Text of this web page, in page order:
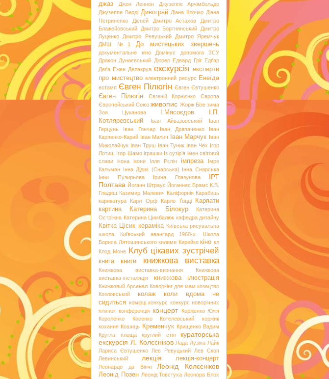
джаз Джон Леннон
Джузеппе Арчімбольдо
Джузеппе Верді Дивограй Діана Клочко Діана
Петриненко
Дісней Дмитро Астахов
Дмитро
Блажейовський
Дмитро Бортнянський
Дмитро
Луценко
Дмитро Ревуцький
Дмитро Яремчук
ДМШ №1
До мистецьких звершень
документальне кіно Домінус
допомога ЗСУ
Дракон Дунаєвський Дюрер Едвард Гріг Едґар
Деґа Ежен Делакруа екскурсія експерти
про мистецтво електронний ресурс Енеїда
естамп Євген Пілюгін Євген Євтушенко
Євген Пілюгін Євгеній Корнієнко
Європа
Європейський Союз живопис Жорж Бізе зима
Зоя Цуканова
І.Мясоєдов
І.П.
Котляревський
Іван Айвазовський
Іван
Герцунь
Іван Гончар Іван Дряпаченко
Іван
Карпенко-Карий Іван Малич Іван Марчук Іван
Миколайчук Іван Труш Іван Туник Іван Чех Ігор
Лотиш Ігор Шамо іграшки Із сузір’я імен світової
слави
ікона ікони Ілля Рєпін імпреза
Імре
Кальман Інна Дідик (Снарська) Інна Снарська
Інни Пузирьова
Ірина Глазунова
ІРТ
Полтава Йоганн Штраус Йоганнес Брамс К.В.
Гладиш Казимир Малевич Каліфорнія Карабиць
карикатура
Карл Орф Карло Ґоцці
Карпати
картина
Катерина Білокур
Катерина
Остріжна Катерина Цимбалюк кафедра дизайну
Квітка Цісик кераміка Київська рисувальна
школа
Київський аванґард 1960-х. Школа
Бориса Лятошинського килими Кирейко кіно кл
Клод Моне
Клуб цікавих зустрічей
книга книги книжкова виставка
Книжкова виставка-визнання
Книжкова
виставка-інсталяція
книжкова ілюстрація
Книжковий Арсенал Коворкінг для мам козацтво
Козловський
колаж
коли вдома не
сидиться комірці конкурс конкурс новорічних
ялинок конференція концерт
Корженко Юлія
Короленко
Косенко
Котелевський коржик
кохання Кошиць Кременчук Крищенко Вадим
Кругла площа
круглий стіл
кураторська
екскурсія Л. Колєсніков Лада Лузіна Лайк
Лариса Євтушенко
Лев Ревуцький
Лев Скоп
Левинський
лекція лекція-концерт
Леонардо да Вінчі Леонід Колєсніков
Леонід Позен Леонід Товстуха Леонора Блох